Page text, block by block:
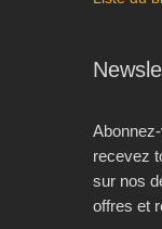
recevez
sur nos
offres et